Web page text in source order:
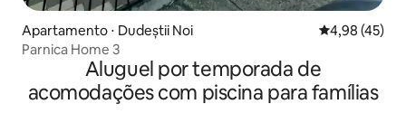
Apartamento ⋅ Dudeștii Noi 4,98 de uma
4,98 (45)
Parnica Home 3
Aluguel por temporada de
acomodações com piscina para famílias